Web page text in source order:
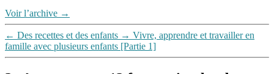
Voir l’archive →
← Des recettes et des enfants → Vivre, apprendre et travailler en
famille avec plusieurs enfants [Partie 1]